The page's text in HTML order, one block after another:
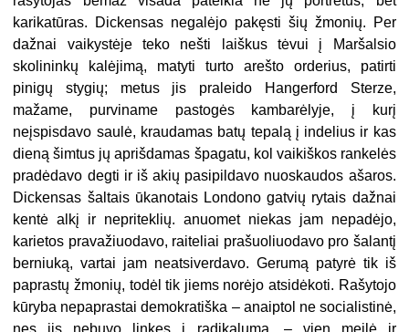
karikatūras. Dickensas negalėjo pakęsti šių žmonių. Per
dažnai vaikystėje teko nešti laiškus tėvui į Maršalsio
skolininkų kalėjimą, matyti turto arešto orderius, patirti
pinigų stygių; metus jis praleido Hangerford Sterze,
mažame, purviname pastogės kambarėlyje, į kurį
neįspisdavo saulė, kraudamas batų tepalą į indelius ir kas
dieną šimtus jų aprišdamas špagatu, kol vaikiškos rankelės
pradėdavo degti ir iš akių pasipildavo nuoskaudos ašaros.
Dickensas šaltais ūkanotais Londono gatvių rytais dažnai
kentė alkį ir nepriteklių. anuomet niekas jam nepadėjo,
karietos pravažiuodavo, raiteliai prašuoliuodavo pro šalantį
berniuką, vartai jam neatsiverdavo. Gerumą patyrė tik iš
paprastų žmonių, todėl tik jiems norėjo atsidėkoti. Rašytojo
kūryba nepaprastai demokratiška – anaiptol ne socialistinė,